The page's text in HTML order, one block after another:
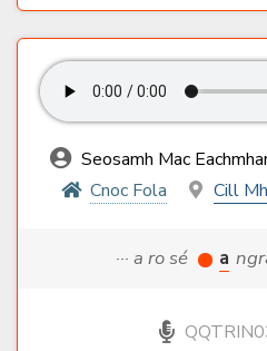
Seosamh Mac
Cnoc Fola
Cill
··· a ro sé a